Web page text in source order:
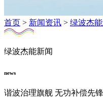
首页 > 新闻资讯 > 绿波杰
绿波杰能新闻
news
谐波治理旗舰 无功补偿先